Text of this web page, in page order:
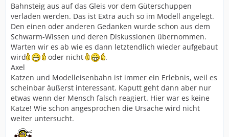
Bahnsteig aus auf das Gleis vor dem Güterschuppen
verladen werden. Das ist Extra auch so im Modell angelegt.
Den einen oder anderen Gedanken wurde schon aus dem
Schwarm-Wissen und deren Diskussionen übernommen.
Warten wir es ab wie es dann letztendlich wieder aufgebaut
wird
oder nicht
.
Axel
Katzen und Modelleisenbahn ist immer ein Erlebnis, weil es
scheinbar äußerst interessant. Kaputt geht dann aber nur
etwas wenn der Mensch falsch reagiert. Hier war es keine
Katze! Wie schon angesprochen die Ursache wird nicht
weiter untersucht.